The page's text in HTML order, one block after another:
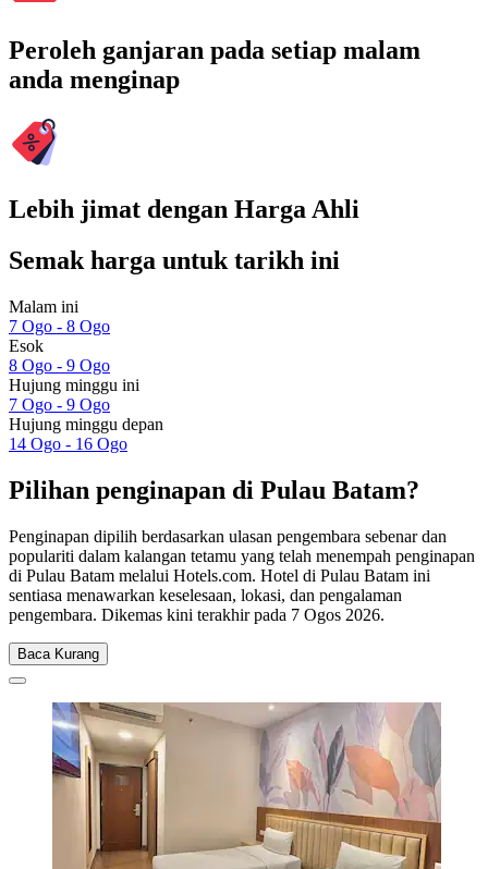
Peroleh ganjaran pada setiap malam
anda menginap
Lebih jimat dengan Harga Ahli
Semak harga untuk tarikh ini
Malam ini
7 Ogo - 8 Ogo
Esok
8 Ogo - 9 Ogo
Hujung minggu ini
7 Ogo - 9 Ogo
Hujung minggu depan
14 Ogo - 16 Ogo
Pilihan penginapan di Pulau Batam?
Penginapan dipilih berdasarkan ulasan pengembara sebenar dan
populariti dalam kalangan tetamu yang telah menempah penginapan
di Pulau Batam melalui Hotels.com. Hotel di Pulau Batam ini
sentiasa menawarkan keselesaan, lokasi, dan pengalaman
pengembara. Dikemas kini terakhir pada 7 Ogos 2026.
Baca Kurang